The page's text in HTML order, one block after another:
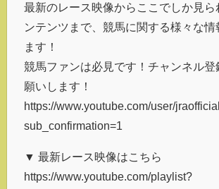
最新のレース映像からここでしか見ら
ンテンツまで、競馬に関する様々な情
ます！
競馬ファンは必見です！チャンネル登
願いします！
https://www.youtube.com/user/
sub_confirmation=1
▼ 最新レース映像はこちら
https://www.youtube.com/playlist?